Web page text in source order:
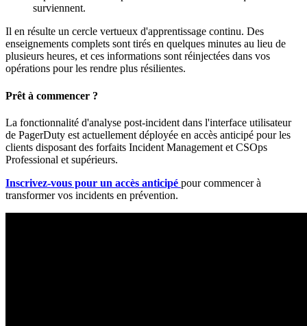
surviennent.
Il en résulte un cercle vertueux d'apprentissage continu. Des
enseignements complets sont tirés en quelques minutes au lieu de
plusieurs heures, et ces informations sont réinjectées dans vos
opérations pour les rendre plus résilientes.
Prêt à commencer ?
La fonctionnalité d'analyse post-incident dans l'interface utilisateur
de PagerDuty est actuellement déployée en accès anticipé pour les
clients disposant des forfaits Incident Management et CSOps
Professional et supérieurs.
Inscrivez-vous pour un accès anticipé pour commencer à
transformer vos incidents en prévention.